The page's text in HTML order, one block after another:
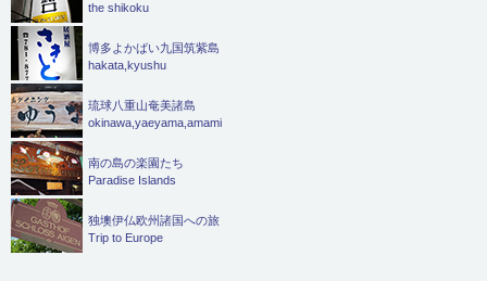
the shikoku
博多よかばい九国筑紫島
hakata,kyushu
琉球八重山奄美諸島
okinawa,yaeyama,amami
南の島の楽園たち
Paradise Islands
独墺伊仏欧州諸国への旅
Trip to Europe